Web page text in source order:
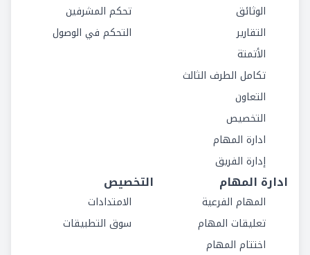
الوثائق
التقارير
الأتمتة
تكامل الطرف الثالث
التعاون
التخصيص
ادارة المهام
إدارة الفريق
تحكم المشرفين
التحكم في الوصول
ادارة المهام
المهام الفرعية
تعليقات المهام
اختتام المهام
التخصيص
الامتدادات
سوق التطبيقات